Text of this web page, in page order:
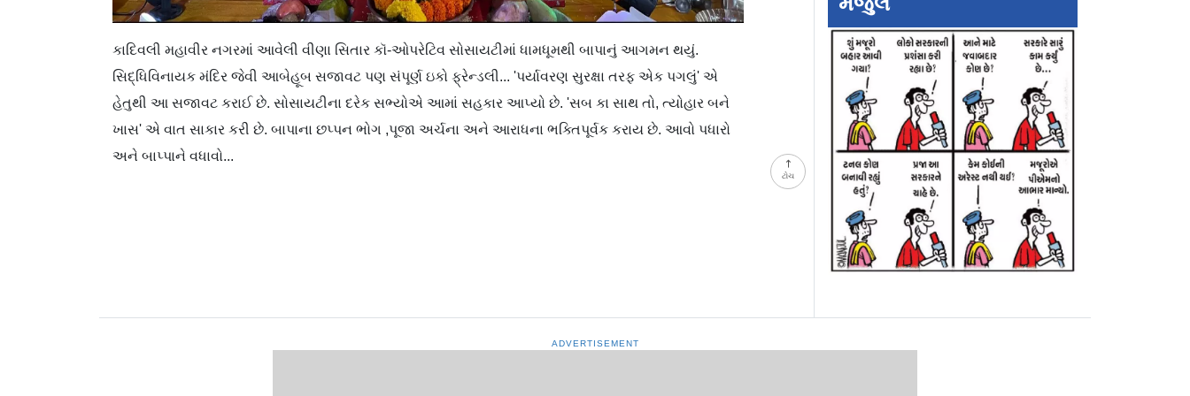
ટોચ
કાદિવલી મહાવીર નગરમાં આવેલી વીણા સિતાર કૉ-ઓપરેટિવ સોસાયટીમાં ધામધૂમથી બાપાનું આગમન થયું.
સિદ્ધિવિનાયક મંદિર જેવી આબેહૂબ સજાવટ પણ સંપૂર્ણ ઇકો ફ્રેન્ડલી... 'પર્યાવરણ સુરક્ષા તરફ એક પગલું' એ
હેતુથી આ સજાવટ કરાઈ છે. સોસાયટીના દરેક સભ્યોએ આમાં સહકાર આપ્યો છે. 'સબ કા સાથ તો, ત્યોહાર બને
ખાસ' એ વાત સાકાર કરી છે. બાપાના છપ્પન ભોગ ,પૂજા અર્ચના અને આરાધના ભક્તિપૂર્વક કરાય છે. આવો પધારો
અને બાપ્પાને વધાવો...
ADVERTISEMENT